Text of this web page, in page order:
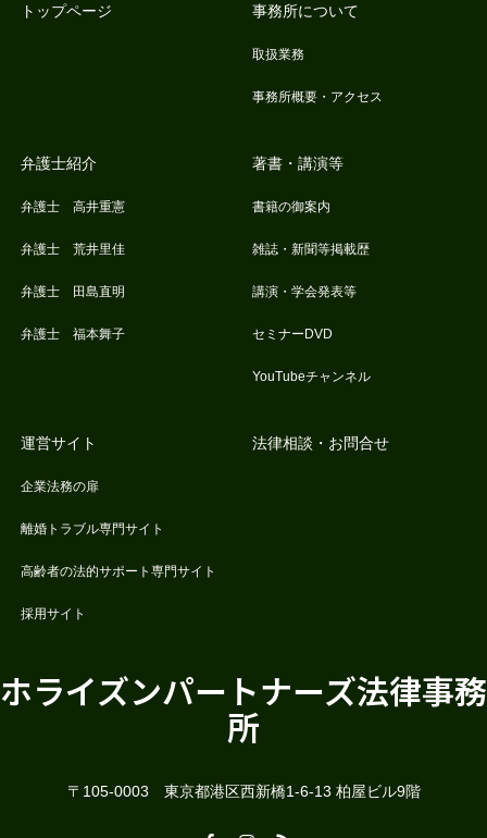
トップページ 事務所について
取扱業務
事務所概要・アクセス
弁護士紹介
弁護士 高井重憲
弁護士 荒井里佳
弁護士 田島直明
弁護士 福本舞子
著書・講演等
書籍の御案内
雑誌・新聞等掲載歴
講演・学会発表等
セミナーDVD
YouTubeチャンネル
運営サイト
企業法務の扉
離婚トラブル専門サイト
高齢者の法的サポート専門サイト
採用サイト
法律相談・お問合せ
ホライズンパートナーズ法律事務
所
〒105-0003 東京都港区西新橋1-6-13 柏屋ビル9階